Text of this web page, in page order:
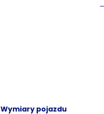
Wymiary pojazdu